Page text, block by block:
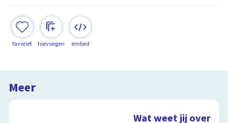
favoriet toevoegen embed
Meer
Wat weet jij over